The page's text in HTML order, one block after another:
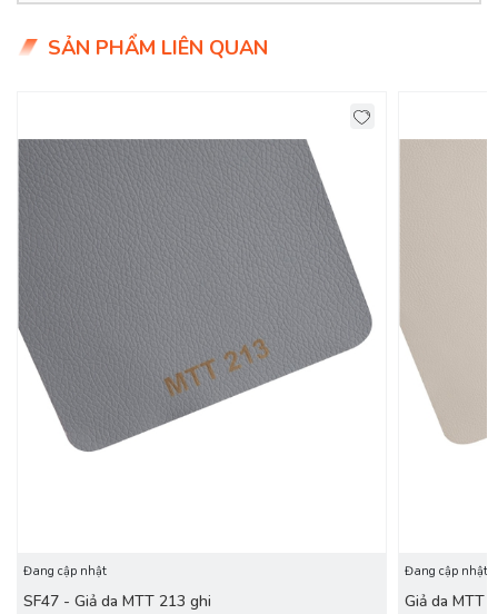
- Giá siêu hợp lý chỉ 9x.000đ/mét
SẢN PHẨM LIÊN QUAN
Đang cập nhật
SF47 - Giả da MTT 213 ghi
Đang cập nhật
Giả da MTT